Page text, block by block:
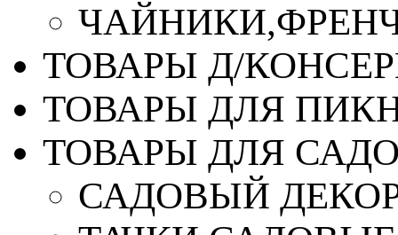
ТОВАРЫ Д/
ТОВАРЫ ДЛЯ
ТОВАРЫ ДЛЯ
САДОВЫЙ